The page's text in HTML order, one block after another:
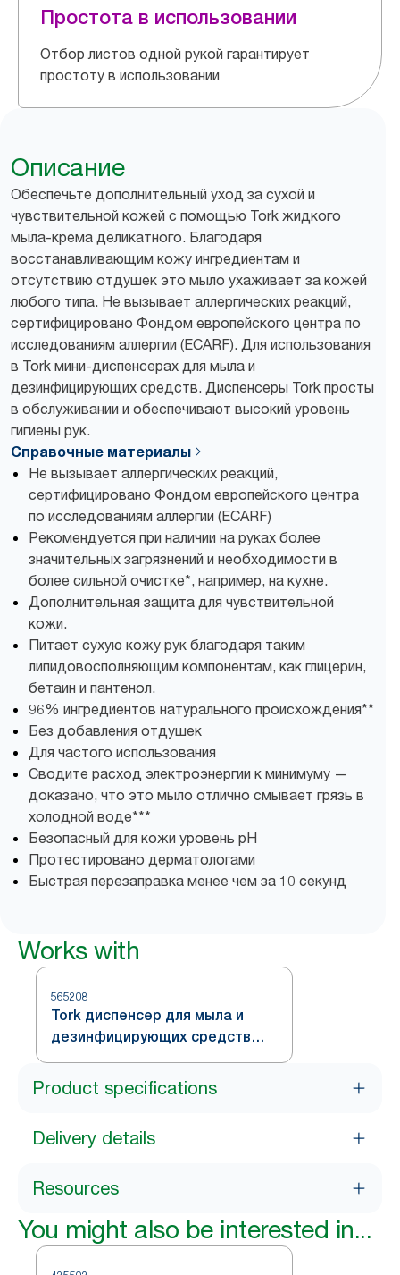
Простота в использовании
Отбор листов одной рукой гарантирует
простоту в использовании
Описание
Обеспечьте дополнительный уход за сухой и
чувствительной кожей с помощью Tork жидкого
мыла-крема деликатного. Благодаря
восстанавливающим кожу ингредиентам и
отсутствию отдушек это мыло ухаживает за кожей
любого типа. Не вызывает аллергических реакций,
сертифицировано Фондом европейского центра по
исследованиям аллергии (ECARF). Для использования
в Tork мини-диспенсерах для мыла и
дезинфицирующих средств. Диспенсеры Tork просты
в обслуживании и обеспечивают высокий уровень
гигиены рук.
Справочные материалы
Не вызывает аллергических реакций,
сертифицировано Фондом европейского центра
по исследованиям аллергии (ECARF)
Рекомендуется при наличии на руках более
значительных загрязнений и необходимости в
более сильной очистке*, например, на кухне.
Дополнительная защита для чувствительной
кожи.
Питает сухую кожу рук благодаря таким
липидовосполняющим компонентам, как глицерин,
бетаин и пантенол.
96% ингредиентов натурального происхождения**
Без добавления отдушек
Для частого использования
Сводите расход электроэнергии к минимуму —
доказано, что это мыло отлично смывает грязь в
холодной воде***
Безопасный для кожи уровень pH
Протестировано дерматологами
Быстрая перезаправка менее чем за 10 секунд
Works with
565208
Tork диспенсер для мыла и
дезинфицирующих средств
мини черный
Product specifications
Delivery details
Resources
You might also be interested in...